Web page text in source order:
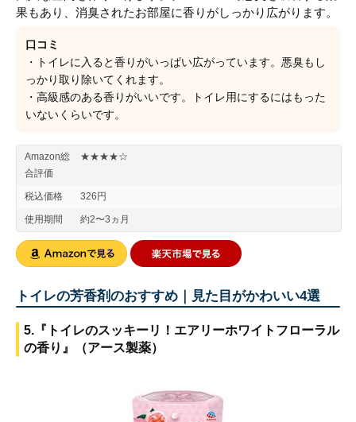
果もあり、消臭されたお部屋に香りがしっかり広がります。
口コミ
・トイレに入ると香りがいっぱい広がっています。悪臭もし
っかり取り除いてくれます。
・高級感のある香りがいいです。トイレ用にするにはもった
いないくらいです。
Amazon総
合評価
★★★★☆
税込価格 326円
使用期間 約2〜3ヵ月
トイレの芳香剤のおすすめ｜見た目がかわいい4選
5.『トイレのスッキーリ！エアリーホワイトフローラル
の香り』（アース製薬）